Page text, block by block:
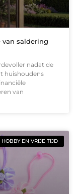
saldering
nadat de
huishoudens
van
HOBBY EN VRIJE TIJD